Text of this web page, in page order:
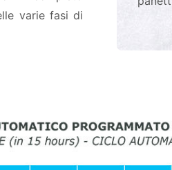
varie fasi di